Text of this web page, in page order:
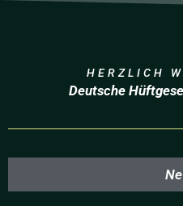
HERZLICH
Deutsche